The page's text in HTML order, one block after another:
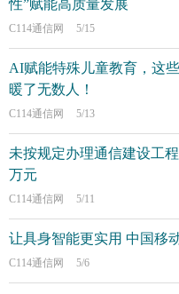
性”赋能高质量发展
C114通信网 5/15
AI赋能特殊儿童教育，这
暖了无数人！
C114通信网 5/13
未按规定办理通信建设工
万元
C114通信网 5/11
让具身智能更实用 中国移
C114通信网 5/6